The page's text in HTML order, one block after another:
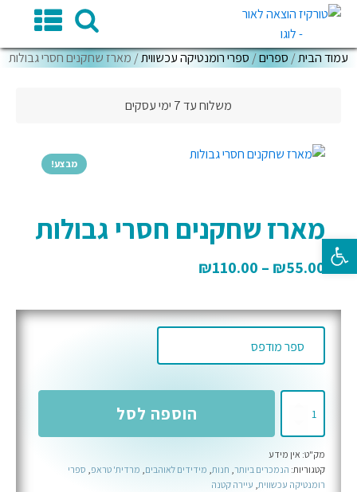
עמוד הבית/ ספרים/ ספרי רומנטיקה עכשווית/ מארז שחקנים חסרי גבולות
משלוח עד 7 ימי עסקים
מבצע!
מארז שחקנים חסרי גבולות
₪55.00
–
₪110.00
שחקנים
חסרי
הוספה לסל
מק"ט: אין מידע
קטגוריות: הנמכרים ביותר, חנות, מידידים לאוהבים, מרדית' טראפ, ספרי
רומנטיקה עכשווית, עיירה קטנה
פתח סרגל נגישות